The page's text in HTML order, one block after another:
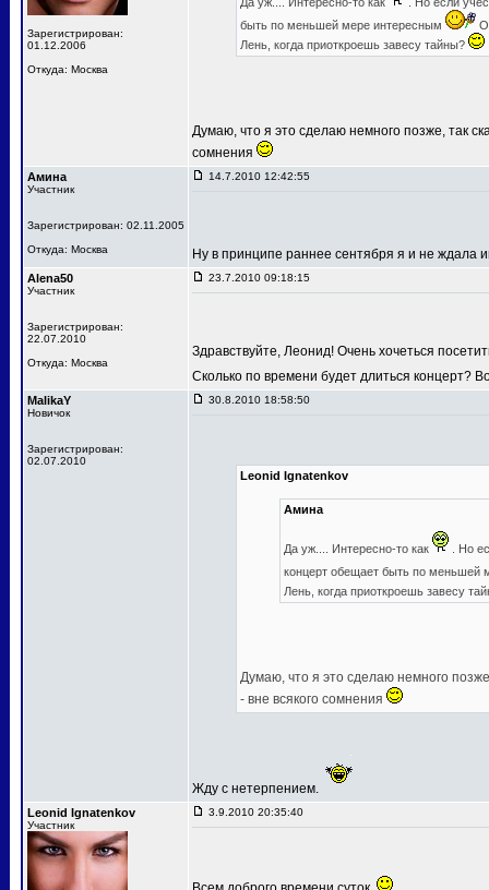
Зарегистрирован:
01.12.2006
Откуда: Москва
быть по меньшей мере интересным
Лень, когда приоткроешь завесу тайны?
Думаю, что я это сделаю немного позже, так
сомнения
Амина
Участник
Зарегистрирован: 02.11.2005
Откуда: Москва
14.7.2010 12:42:55
Ну в принципе раннее сентября я и не
Alena50
Участник
Зарегистрирован:
22.07.2010
Откуда: Москва
23.7.2010 09:18:15
Здравствуйте, Леонид! Очень хочеться
Сколько по времени будет длиться концерт?
MalikaY
Новичок
Зарегистрирован:
02.07.2010
30.8.2010 18:58:50
Leonid Ignatenkov
Амина
Да уж.... Интересно-то как
. Но
концерт обещает быть по меньшей
Лень, когда приоткроешь завесу
Думаю, что я это сделаю немного
- вне всякого сомнения
Жду с нетерпением.
Leonid Ignatenkov
Участник
3.9.2010 20:35:40